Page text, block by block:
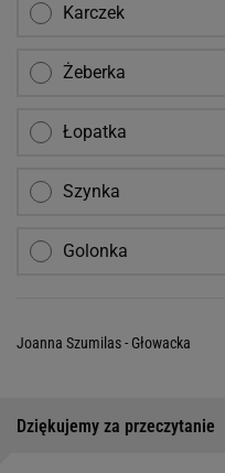
Karczek
Żeberka
Łopatka
Szynka
Golonka
Joanna Szumilas - Głowacka
Dziękujemy za przeczytanie